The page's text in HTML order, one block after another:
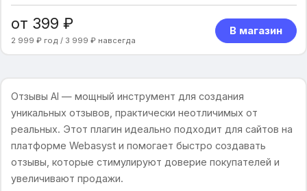
от 399 ₽
2 999 ₽ год / 3 999 ₽ навсегда
В магазин
Отзывы AI — мощный инструмент для создания
уникальных отзывов, практически неотличимых от
реальных. Этот плагин идеально подходит для сайтов на
платформе Webasyst и помогает быстро создавать
отзывы, которые стимулируют доверие покупателей и
увеличивают продажи.